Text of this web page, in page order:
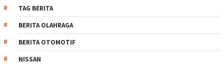
TAG BERITA
BERITA OLAHRAGA
BERITA OTOMOTIF
NISSAN